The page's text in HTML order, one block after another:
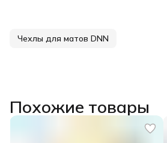
Чехлы для матов DNN
Похожие товары